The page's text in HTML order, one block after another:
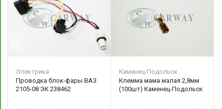
Электрика
Проводка блок-фары ВАЗ
2105-08 ЭК 238462
Каменец-Подольск
Клемма мама малая 2,8мм
(100шт) Каменец-Подольск